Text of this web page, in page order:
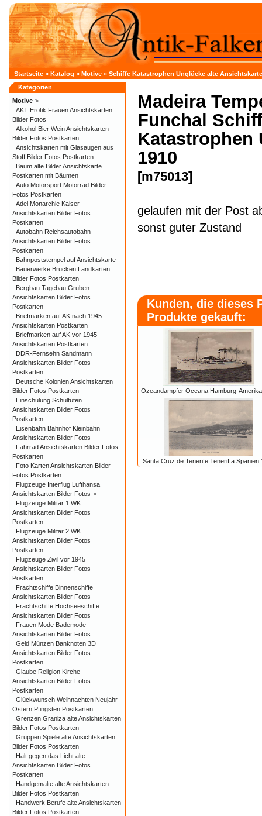
Startseite » Katalog » Motive » Schiffe Katastrophen Unglücke alte
Madeira
Funchal
Katastrophen
1910
[m75013]
gelaufen mit der Post
sonst guter Zustand
Kunden, die dieses
Produkte gekauft:
Ozeandampfer Oceana Hamburg-
Santa Cruz de Tenerife Teneriffa Spanien
Kategorien
Motive->
AKT Erotik Frauen Ansichtskarten
Bilder Fotos
Alkohol Bier Wein Ansichtskarten
Bilder Fotos Postkarten
Ansichtskarten mit Glasaugen aus
Stoff Bilder Fotos Postkarten
Baum alte Bilder Ansichtskarte
Postkarten mit Bäumen
Auto Motorsport Motorrad Bilder
Fotos Postkarten
Adel Monarchie Kaiser
Ansichtskarten Bilder Fotos
Postkarten
Autobahn Reichsautobahn
Ansichtskarten Bilder Fotos
Postkarten
Bahnpoststempel auf Ansichtskarte
Bauerwerke Brücken Landkarten
Bilder Fotos Postkarten
Bergbau Tagebau Gruben
Ansichtskarten Bilder Fotos
Postkarten
Briefmarken auf AK nach 1945
Ansichtskarten Postkarten
Briefmarken auf AK vor 1945
Ansichtskarten Postkarten
DDR-Fernsehn Sandmann
Ansichtskarten Bilder Fotos
Postkarten
Deutsche Kolonien Ansichtskarten
Bilder Fotos Postkarten
Einschulung Schultüten
Ansichtskarten Bilder Fotos
Postkarten
Eisenbahn Bahnhof Kleinbahn
Ansichtskarten Bilder Fotos
Fahrrad Ansichtskarten Bilder Fotos
Postkarten
Foto Karten Ansichtskarten Bilder
Fotos Postkarten
Flugzeuge Interflug Lufthansa
Ansichtskarten Bilder Fotos->
Flugzeuge Militär 1.WK
Ansichtskarten Bilder Fotos
Postkarten
Flugzeuge Militär 2.WK
Ansichtskarten Bilder Fotos
Postkarten
Flugzeuge Zivil vor 1945
Ansichtskarten Bilder Fotos
Postkarten
Frachtschiffe Binnenschiffe
Ansichtskarten Bilder Fotos
Frachtschiffe Hochseeschiffe
Ansichtskarten Bilder Fotos
Frauen Mode Bademode
Ansichtskarten Bilder Fotos
Geld Münzen Banknoten 3D
Ansichtskarten Bilder Fotos
Postkarten
Glaube Religion Kirche
Ansichtskarten Bilder Fotos
Postkarten
Glückwunsch Weihnachten Neujahr
Ostern Pfingsten Postkarten
Grenzen Graniza alte Ansichtskarten
Bilder Fotos Postkarten
Gruppen Spiele alte Ansichtskarten
Bilder Fotos Postkarten
Halt gegen das Licht alte
Ansichtskarten Bilder Fotos
Postkarten
Handgemalte alte Ansichtskarten
Bilder Fotos Postkarten
Handwerk Berufe alte Ansichtskarten
Bilder Fotos Postkarten